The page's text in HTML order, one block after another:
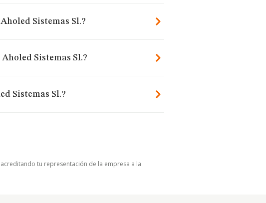
Sistemas Sl.?
Sistemas Sl.?
Sistemas Sl.?
tu representación de la empresa a la